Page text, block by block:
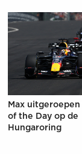
Max
of the Day op de
Hungaroring